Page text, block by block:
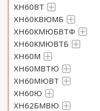
ХН60ВТ
ХН60КВЮМБ
ХН60КМЮБВТФ
ХН60КМЮВТБ
ХН60М
ХН60МВТЮ
ХН60МЮВТ
ХН60Ю
ХН62БМВЮ